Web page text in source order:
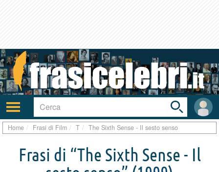
Attiva/disattiva
navigazione
User
area
Toggle
search
bar
Home Frasi di Film T The Sixth Sense - Il sesto senso
Frasi di “The Sixth Sense - Il